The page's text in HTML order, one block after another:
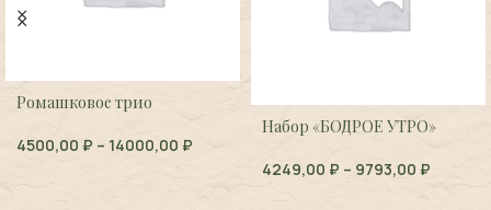
Ромашковое трио
4500,00 ₽ – 14000,00 ₽
Набор «БОДРОЕ УТРО»
4249,00 ₽ – 9793,00 ₽